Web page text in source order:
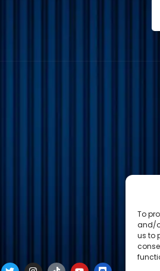
To
and/
us to